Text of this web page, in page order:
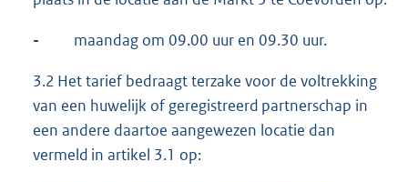
- maandag om 09.00 uur en 09.30 uur.
3.2 Het tarief bedraagt terzake voor de voltrekking
van een huwelijk of geregistreerd partnerschap in
een andere daartoe aangewezen locatie dan
vermeld in artikel 3.1 op: